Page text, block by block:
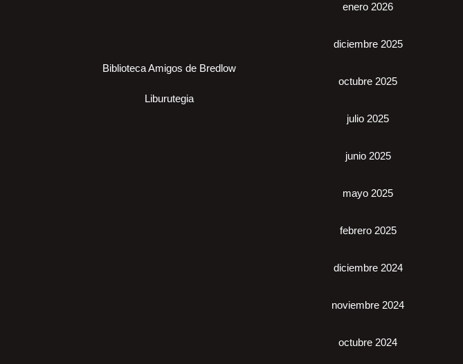
Biblioteca Amigos de Bredlow
Liburutegia
enero 2026
diciembre 2025
octubre 2025
julio 2025
junio 2025
mayo 2025
febrero 2025
diciembre 2024
noviembre 2024
octubre 2024